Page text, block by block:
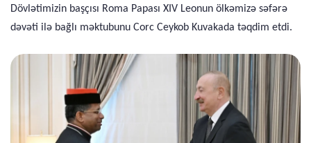
Dövlətimizin başçısı Roma Papası XIV Leonun ölkəmizə səfərə
dəvəti ilə bağlı məktubunu Corc Ceykob Kuvakada təqdim etdi.